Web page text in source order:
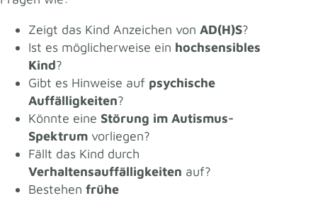
Zeigt das Kind Anzeichen von AD(H)S?
Ist es möglicherweise ein hochsensibles
Kind?
Gibt es Hinweise auf psychische
Auffälligkeiten?
Könnte eine Störung im Autismus-
Spektrum vorliegen?
Fällt das Kind durch
Verhaltensauffälligkeiten auf?
Bestehen frühe